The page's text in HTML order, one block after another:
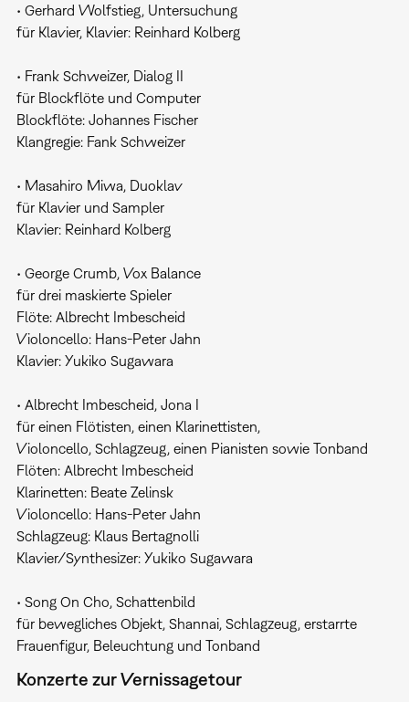
• Gerhard Wolfstieg, Untersuchung
für Klavier, Klavier: Reinhard Kolberg
• Frank Schweizer, Dialog II
für Blockflöte und Computer
Blockflöte: Johannes Fischer
Klangregie: Fank Schweizer
• Masahiro Miwa, Duoklav
für Klavier und Sampler
Klavier: Reinhard Kolberg
• George Crumb, Vox Balance
für drei maskierte Spieler
Flöte: Albrecht Imbescheid
Violoncello: Hans-Peter Jahn
Klavier: Yukiko Sugawara
• Albrecht Imbescheid, Jona I
für einen Flötisten, einen Klarinettisten,
Violoncello, Schlagzeug, einen Pianisten sowie Tonband
Flöten: Albrecht Imbescheid
Klarinetten: Beate Zelinsk
Violoncello: Hans-Peter Jahn
Schlagzeug: Klaus Bertagnolli
Klavier/Synthesizer: Yukiko Sugawara
• Song On Cho, Schattenbild
für bewegliches Objekt, Shannai, Schlagzeug, erstarrte
Frauenfigur, Beleuchtung und Tonband
Konzerte zur Vernissagetour